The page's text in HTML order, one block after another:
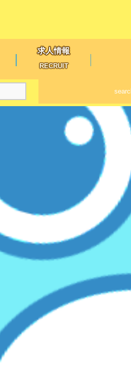
求人情報
RECRUIT